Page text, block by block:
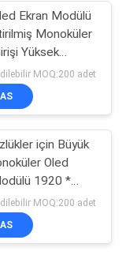
17
Ekran Modülü
Monoküler
Yüksek
MOQ:200 adet
için Büyük
Oled
1920 *
MOQ:200 adet